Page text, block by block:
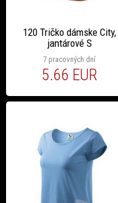
120 Tričko dámske City,
jantárové S
7 pracovných dní
5.66 EUR